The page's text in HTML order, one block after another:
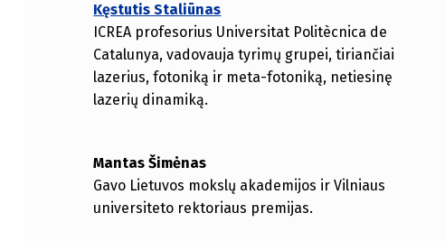
Kęstutis Staliūnas
ICREA profesorius Universitat Politècnica de
Catalunya, vadovauja tyrimų grupei, tiriančiai
lazerius, fotoniką ir meta-fotoniką, netiesinę
lazerių dinamiką.
Mantas Šimėnas
Gavo Lietuvos mokslų akademijos ir Vilniaus
universiteto rektoriaus premijas.